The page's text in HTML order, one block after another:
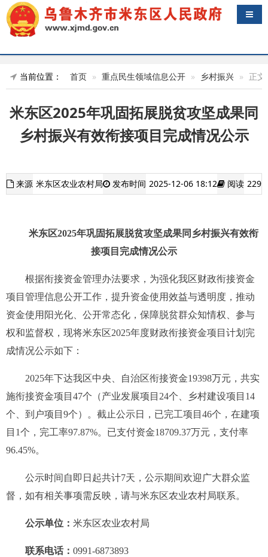
导航
当前位置： 首页 重点民生领域信息公开 乡村振兴 正文
米东区2025年巩固拓展脱贫攻坚成果同
乡村振兴有效衔接项目完成情况公示
来源 米东区农业农村局 发布时间 2025-12-06 18:12 阅读 229
米东区2025年巩固拓展脱贫攻坚成果同 乡村振兴有效衔
接项目 完成情况公示
根据衔接资金管理办法要求，为强化我区财政衔接资金
项目管理信息公开工作，提升资金使用效益与透明度，推动
资金使用阳光化、公开常态化，保障脱贫群众知情权、参与
权和监督权，现将米东区2025年度财政衔接资金项目计划完
成情况公示如下：
2025年下达我区中央、自治区衔接资金19398万元 ， 共实
施衔接资金项目47个 （产业发展项目24个、乡村建设项目14
个、到户项目9个）。截止公示日， 已完工项目 46个， 在建项
目1个 ，完工率97.87%。已支付资金18709.37万元，支付率
96.45%。
公示时间自 即日起共计7天，公示期间欢迎广大群众监
督，如有相关事项需反映，请与米东区农业农村局联系。
公示单位： 米东区农业农村局
联系电话： 0991-6873893